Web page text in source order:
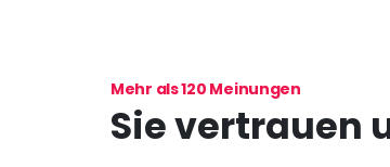
Mehr als 120 Meinungen
Sie vertrauen